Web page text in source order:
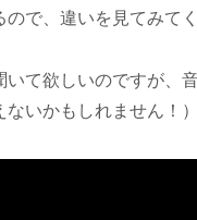
で、違いを見てみてく
いて欲しいのですが、
いかもしれません！）